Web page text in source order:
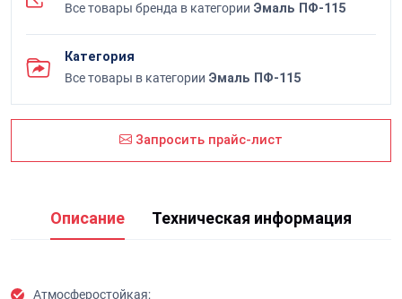
Все товары бренда в категории Эмаль ПФ-115
Категория
Все товары в категории Эмаль ПФ-115
Запросить прайс-лист
Описание Техническая информация
Атмосферостойкая;